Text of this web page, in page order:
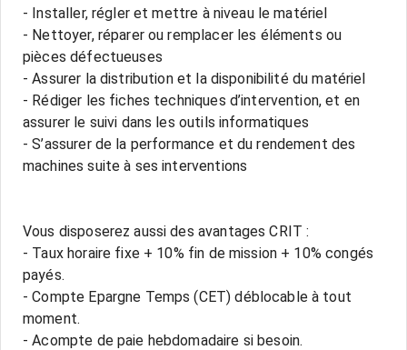
- Installer, régler et mettre à niveau le matériel
- Nettoyer, réparer ou remplacer les éléments ou
pièces défectueuses
- Assurer la distribution et la disponibilité du matériel
- Rédiger les fiches techniques d’intervention, et en
assurer le suivi dans les outils informatiques
- S’assurer de la performance et du rendement des
machines suite à ses interventions
Vous disposerez aussi des avantages CRIT :
- Taux horaire fixe + 10% fin de mission + 10% congés
payés.
- Compte Epargne Temps (CET) déblocable à tout
moment.
- Acompte de paie hebdomadaire si besoin.